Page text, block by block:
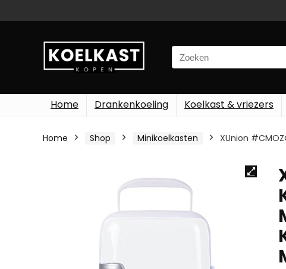
Search
for:
Home Drankenkoeling Koelkast & vriezers
Home Shop Minikoelkasten XUnion